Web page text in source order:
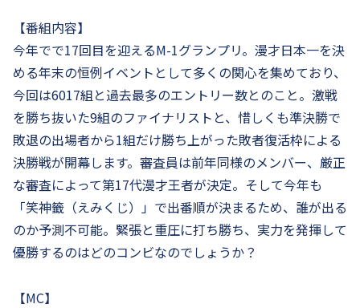
【番組内容】
今年でで17回目を迎えるM-1グランプリ。漫才日本一を決
める年末の恒例イベントとして多くの関心を集めており、
今回は6017組と過去最多のエントリー数とのこと。激戦
を勝ち抜いた9組のファイナリストと、惜しくも準決勝で
敗退の出場者から1組だけ勝ち上がった敗者復活枠による
決勝戦が開幕します。審査員は前年同様のメンバー、厳正
な審査によって第17代漫才王者が決定。そして今年も
「笑神籤（えみくじ）」で出番順が決まるため、誰が出る
のか予測不可能。緊張と重圧に打ち勝ち、実力を発揮して
優勝するのはどのコンビなのでしょうか？
【MC】